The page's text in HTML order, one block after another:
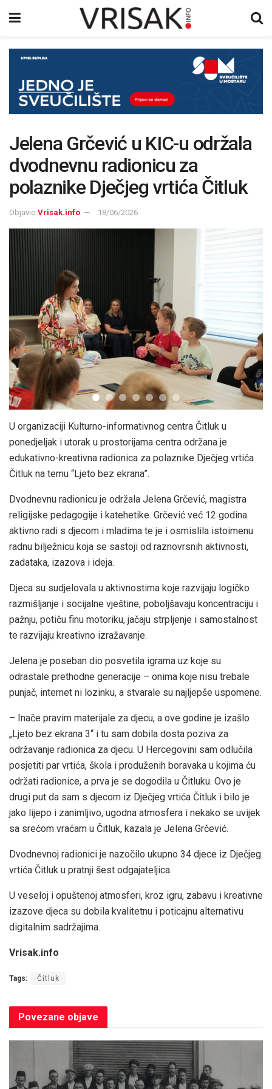
Jelena Grčević u KIC-u održala
dvodnevnu radionicu za
polaznike Dječjeg vrtića Čitluk
Objavio Vrisak.info 18/06/2026
U organizaciji Kulturno-informativnog centra Čitluk u
ponedjeljak i utorak u prostorijama centra održana je
edukativno-kreativna radionica za polaznike Dječjeg vrtića
Čitluk na temu “Ljeto bez ekrana”.
Dvodnevnu radionicu je održala Jelena Grčević, magistra
religijske pedagogije i katehetike. Grčević već 12 godina
aktivno radi s djecom i mladima te je i osmislila istoimenu
radnu bilježnicu koja se sastoji od raznovrsnih aktivnosti,
zadataka, izazova i ideja.
Djeca su sudjelovala u aktivnostima koje razvijaju logičko
razmišljanje i socijalne vještine, poboljšavaju koncentraciju i
pažnju, potiču finu motoriku, jačaju strpljenje i samostalnost
te razvijaju kreativno izražavanje.
Jelena je poseban dio posvetila igrama uz koje su
odrastale prethodne generacije – onima koje nisu trebale
punjač, internet ni lozinku, a stvarale su najljepše uspomene.
– Inače pravim materijale za djecu, a ove godine je izašlo
„Ljeto bez ekrana 3“ i tu sam dobila dosta poziva za
održavanje radionica za djecu. U Hercegovini sam odlučila
posjetiti par vrtića, škola i produženih boravaka u kojima ću
održati radionice, a prva je se dogodila u Čitluku. Ovo je
drugi put da sam s djecom iz Dječjeg vrtića Čitluk i bilo je
jako lijepo i zanimljivo, ugodna atmosfera i nekako se uvijek
sa srećom vraćam u Čitluk, kazala je Jelena Grčević.
Dvodnevnoj radionici je nazočilo ukupno 34 djece iz Dječjeg
vrtića Čitluk u pratnji šest odgajateljica.
U veseloj i opuštenoj atmosferi, kroz igru, zabavu i kreativne
izazove djeca su dobila kvalitetnu i poticajnu alternativu
digitalnim sadržajima.
Vrisak.info
Tags: Čitluk
Povezane objave